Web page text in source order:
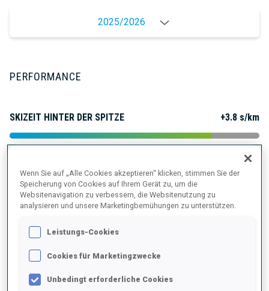
2025/2026
PERFORMANCE
SKIZEIT HINTER DER SPITZE +3.8 s/km
81%
STEHENDSCHIESSEN
SAISON-HIGHLIGHTS
Wenn Sie auf „Alle Cookies akzeptieren“ klicken, stimmen Sie der
Speicherung von Cookies auf Ihrem Gerät zu, um die
Websitenavigation zu verbessern, die Websitenutzung zu
analysieren und unsere Marketingbemühungen zu unterstützen.
Leistungs-Cookies
Cookies für Marketingzwecke
Unbedingt erforderliche Cookies